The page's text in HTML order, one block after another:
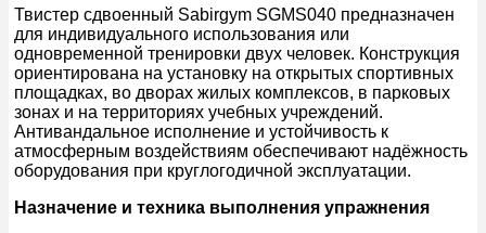
Твистер сдвоенный Sabirgym SGMS040 предназначен
для индивидуального использования или
одновременной тренировки двух человек. Конструкция
ориентирована на установку на открытых спортивных
площадках, во дворах жилых комплексов, в парковых
зонах и на территориях учебных учреждений.
Антивандальное исполнение и устойчивость к
атмосферным воздействиям обеспечивают надёжность
оборудования при круглогодичной эксплуатации.
Назначение и техника выполнения упражнения